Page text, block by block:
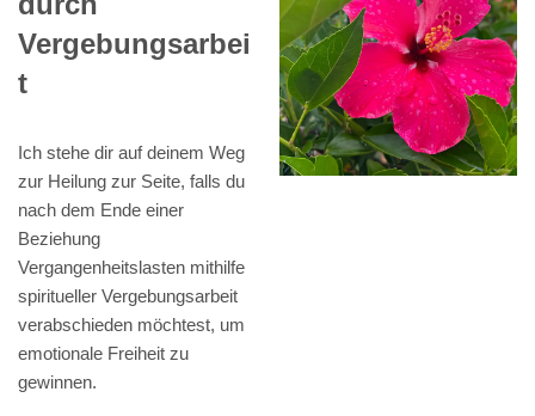
Vergebungsarbei
t
Ich stehe dir auf deinem Weg
zur Heilung zur Seite, falls du
nach dem Ende einer
Beziehung
Vergangenheitslasten mithilfe
spiritueller Vergebungsarbeit
verabschieden möchtest, um
emotionale Freiheit zu
gewinnen.